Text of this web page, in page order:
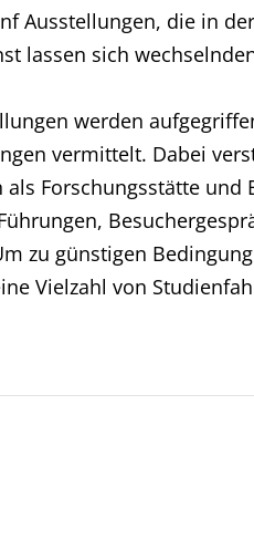
Ausstellungen, die in
lassen sich
werden
vermittelt. Dabei
Forschungsstätte
zu günstigen
Vielzahl von